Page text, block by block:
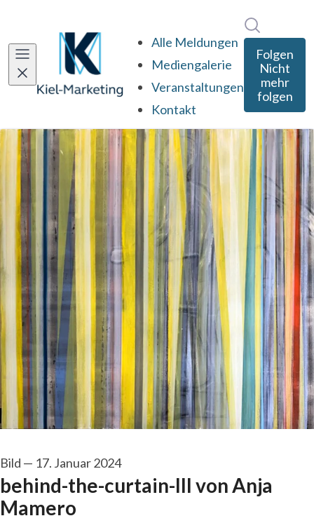
Alle Meldungen
Mediengalerie
Veranstaltungen
Kontakt
Folgen
Nicht
mehr
folgen
Bild — 17. Januar 2024
behind-the-curtain-III von Anja
Mamero